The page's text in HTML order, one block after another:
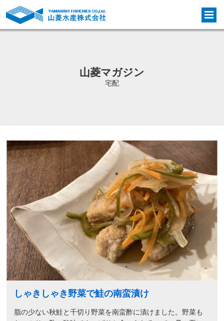
山菱マガジン
宅配
しゃきしゃき野菜で鮭の南蛮漬け
脂の少ない秋鮭と千切り野菜を南蛮酢に漬けました。野菜も